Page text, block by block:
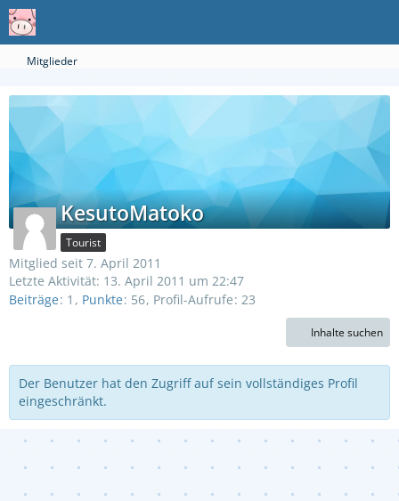
Mitglieder
KesutoMatoko
Tourist
Mitglied seit 7. April 2011
Letzte Aktivität: 13. April 2011 um 22:47
Beiträge 1 Punkte 56 Profil-Aufrufe 23
Inhalte suchen
Der Benutzer hat den Zugriff auf sein vollständiges Profil
eingeschränkt.